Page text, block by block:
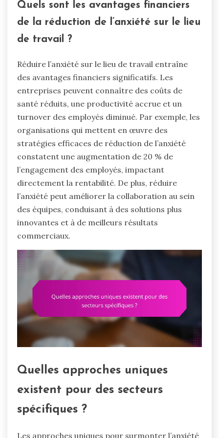
Quels sont les avantages financiers
de la réduction de l’anxiété sur le lieu
de travail ?
Réduire l’anxiété sur le lieu de travail entraîne
des avantages financiers significatifs. Les
entreprises peuvent connaître des coûts de
santé réduits, une productivité accrue et un
turnover des employés diminué. Par exemple, les
organisations qui mettent en œuvre des
stratégies efficaces de réduction de l’anxiété
constatent une augmentation de 20 % de
l’engagement des employés, impactant
directement la rentabilité. De plus, réduire
l’anxiété peut améliorer la collaboration au sein
des équipes, conduisant à des solutions plus
innovantes et à de meilleurs résultats
commerciaux.
Quelles approches uniques
existent pour des secteurs
spécifiques ?
Les approches uniques pour surmonter l’anxiété